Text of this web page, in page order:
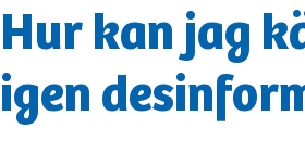
Hur kan jag
igen